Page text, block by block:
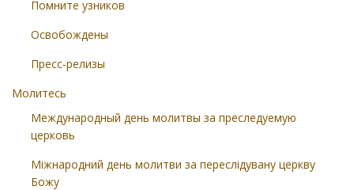
Помните узников
Освобождены
Пресс-релизы
Молитесь
Международный день молитвы за преследуемую
церковь
Міжнародний день молитви за переслідувану церкву
Божу